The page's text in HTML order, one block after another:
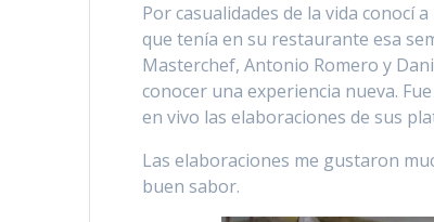
Por casualidades de la vida conocí
que tenía en su restaurante esa
Masterchef, Antonio Romero y
conocer una experiencia nueva.
en vivo las elaboraciones de sus
Las elaboraciones me gustaron
buen sabor.